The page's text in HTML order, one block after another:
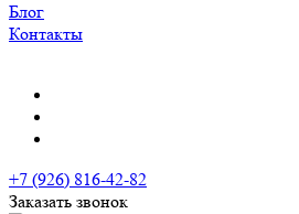
Блог
Контакты
+7 (926) 816-42-82
Заказать звонок